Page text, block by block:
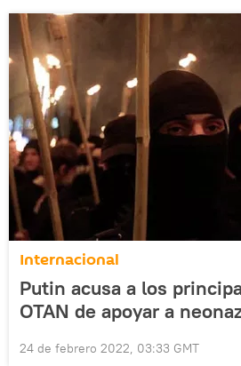
Internacional
Putin acusa a los
OTAN de apoyar a
24 de febrero 2022, 03:33 GMT